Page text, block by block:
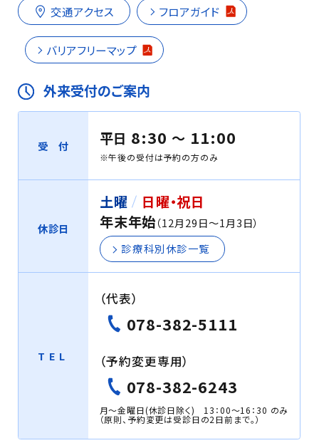
交通アクセス フロアガイド
バリアフリーマップ
外来受付のご案内
受 付 平日 8:30 〜 11:00
※午後の受付は予約の方のみ
休診日
土曜
日曜・祝日
年末年始（12月29日〜1月3日）
診療科別休診一覧
TEL
（代表）
078-382-5111
（予約変更専用）
078-382-6243
月～金曜日(休診日除く) 13：00～16：30 のみ
（原則、予約変更は受診日の2日前まで。）